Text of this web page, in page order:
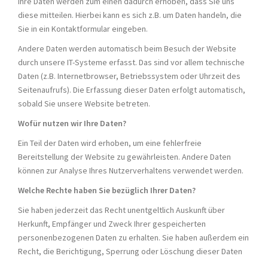
diese mitteilen. Hierbei kann es sich z.B. um Daten handeln, die
Sie in ein Kontaktformular eingeben.
Andere Daten werden automatisch beim Besuch der Website
durch unsere IT-Systeme erfasst. Das sind vor allem technische
Daten (z.B. Internetbrowser, Betriebssystem oder Uhrzeit des
Seitenaufrufs). Die Erfassung dieser Daten erfolgt automatisch,
sobald Sie unsere Website betreten.
Wofür nutzen wir Ihre Daten?
Ein Teil der Daten wird erhoben, um eine fehlerfreie
Bereitstellung der Website zu gewährleisten. Andere Daten
können zur Analyse Ihres Nutzerverhaltens verwendet werden.
Welche Rechte haben Sie bezüglich Ihrer Daten?
Sie haben jederzeit das Recht unentgeltlich Auskunft über
Herkunft, Empfänger und Zweck Ihrer gespeicherten
personenbezogenen Daten zu erhalten. Sie haben außerdem ein
Recht, die Berichtigung, Sperrung oder Löschung dieser Daten